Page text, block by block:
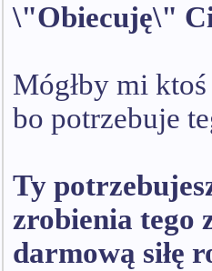
\"Obiecuję\"
Mógłby mi
bo potrzebuje
Ty
zrobienia tego
darmową siłę